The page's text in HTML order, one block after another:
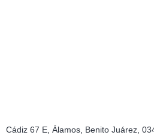
Cádiz 67 E, Álamos, Benito Juárez,